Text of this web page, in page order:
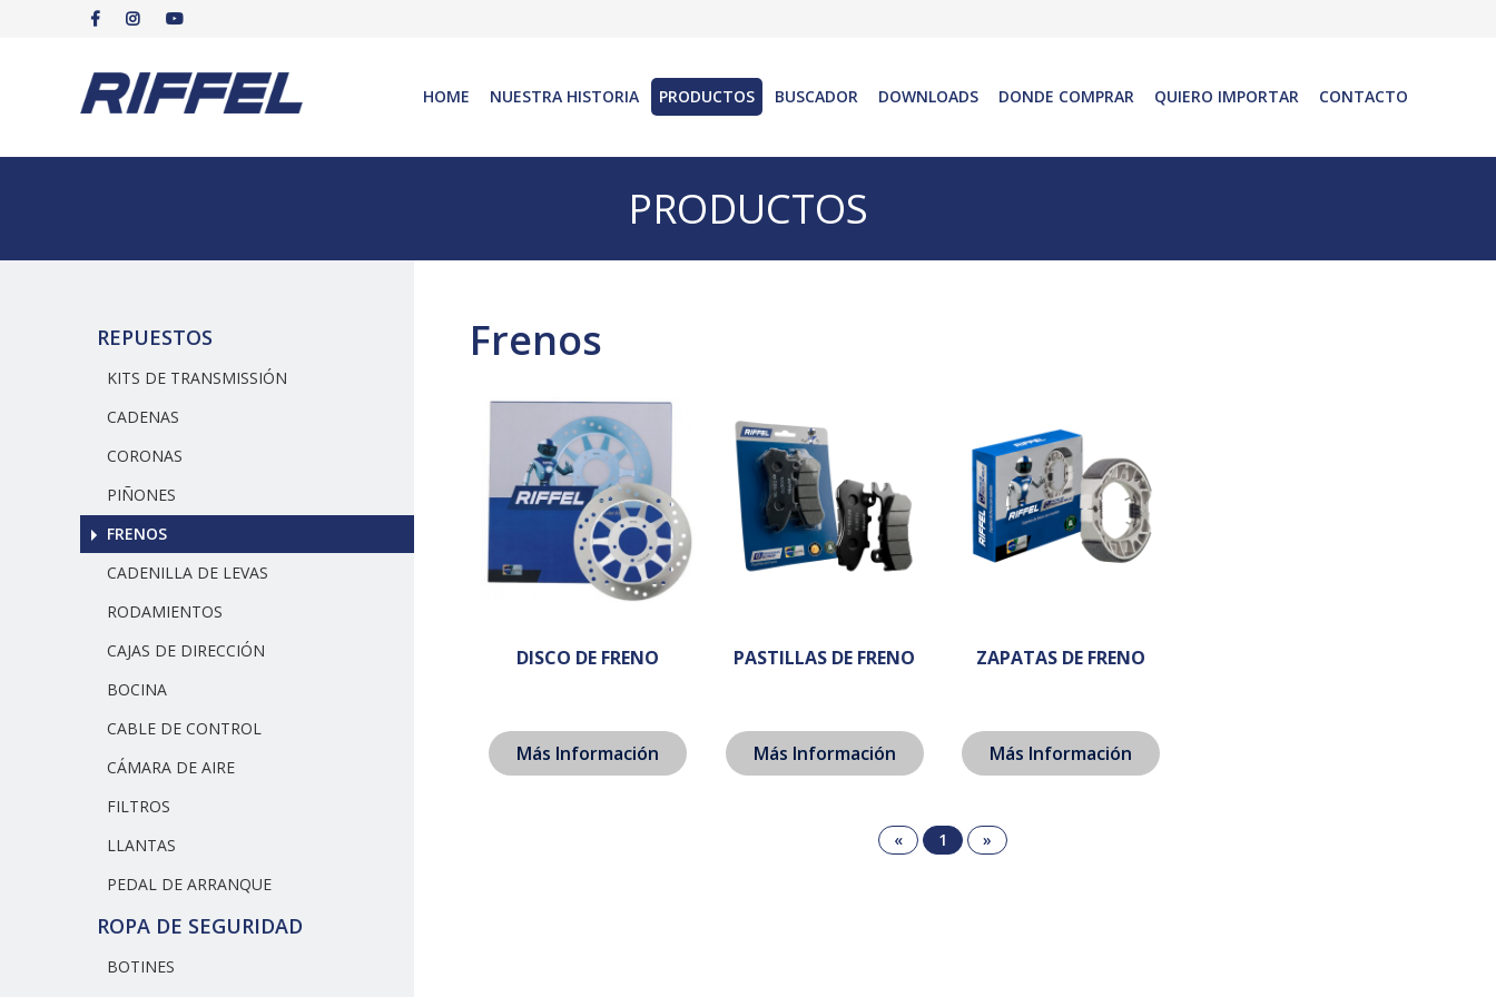
HOME NUESTRA HISTORIA PRODUCTOS BUSCADOR DOWNLOADS DONDE COMPRAR QUIERO IMPORTAR CONTACTO
PRODUCTOS
REPUESTOS
KITS DE TRANSMISSIÓN
CADENAS
CORONAS
PIÑONES
FRENOS
CADENILLA DE LEVAS
RODAMIENTOS
CAJAS DE DIRECCIÓN
BOCINA
CABLE DE CONTROL
CÁMARA DE AIRE
FILTROS
LLANTAS
PEDAL DE ARRANQUE
ROPA DE SEGURIDAD
BOTINES
Frenos
DISCO DE FRENO
Más Información
PASTILLAS DE FRENO
Más Información
ZAPATAS DE FRENO
Más Información
« 1 »